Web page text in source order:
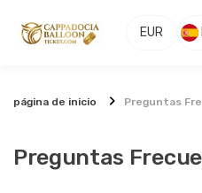
EUR
página de inicio Preguntas
Preguntas